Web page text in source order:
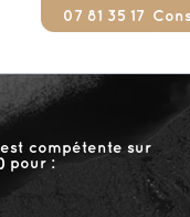
07 81 35 17 79
est compétente sur
pour :